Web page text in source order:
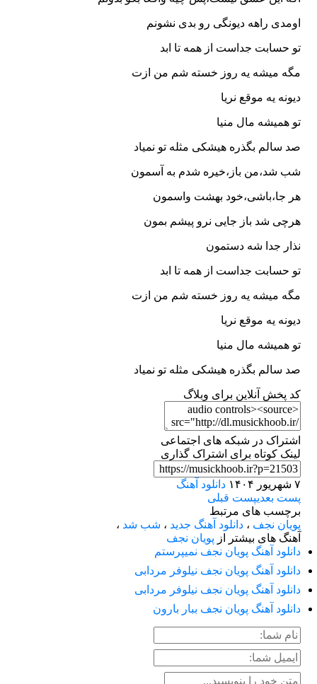
اومدی راهه دیونگی رو بدی نشونم
تو حسابت جداست از همه تا ابد
مگه میشه یه روز خسته شم من ازت
دیونه یه موقع نریا
تو همیشه مال منیا
صد سالم بگذره هیشکی مثله تو نمیاد
شب شد،من باز،خیره شدم به آسمون
هر جا،باشی،خود بهشت واسمون
هرچی شد باز جایی نرو پیشم بمون
نذار جدا شه دستمون
تو حسابت جداست از همه تا ابد
مگه میشه یه روز خسته شم من ازت
دیونه یه موقع نریا
تو همیشه مال منیا
صد سالم بگذره هیشکی مثله تو نمیاد
کد پخش آنلاین برای وبلاگ
اشتراک در شبکه های اجتماعی
لینک کوتاه برای اشتراک گذاری
۷ شهریور ۱۴۰۴
دانلود آهنگ
پست بعدیپست قبلی
برچسب های مرتبط
پویان نجف ، دانلود آهنگ جدید ، شب شد ،
آهنگ های بیشتر از پویان نجف
دانلود آهنگ پویان نجف نمیپرستم
دانلود آهنگ پویان نجف نیلوفر مردابی
دانلود آهنگ پویان نجف نیلوفر مردابی
دانلود آهنگ پویان نجف ببار بارون